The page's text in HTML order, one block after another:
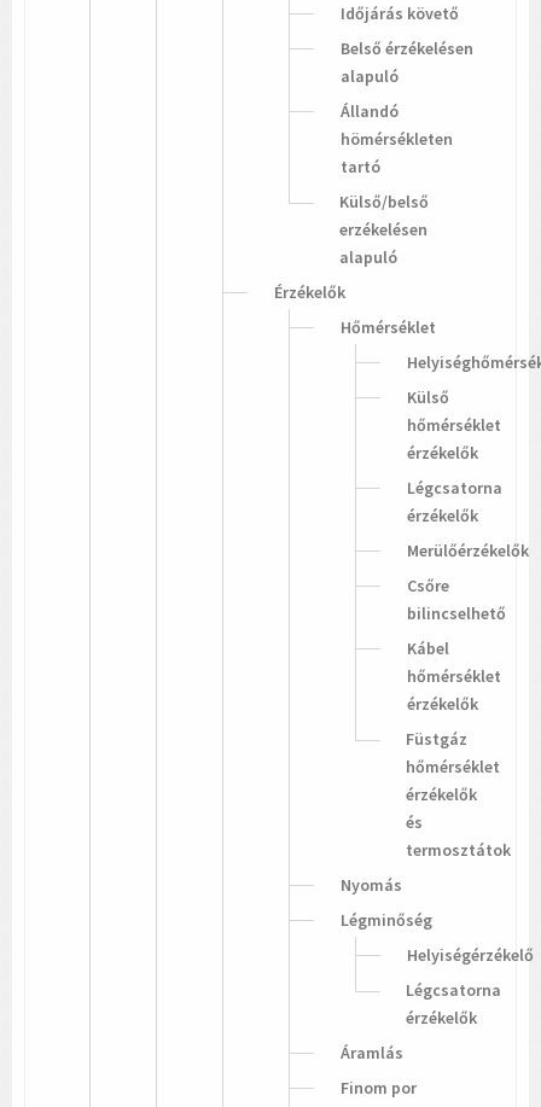
Időjárás követő
Belső érzékelésen
alapuló
Állandó
hömérsékleten
tartó
Külső/belső
erzékelésen
alapuló
Érzékelők
Hőmérséklet
Külső
hőmérséklet
érzékelők
Légcsatorna
érzékelők
Merülőérzékelők
Csőre
bilincselhető
Kábel
hőmérséklet
érzékelők
Füstgáz
hőmérséklet
érzékelők
és
termosztátok
Nyomás
Légminőség
Helyiségérzékelő
Légcsatorna
érzékelők
Áramlás
Finom por